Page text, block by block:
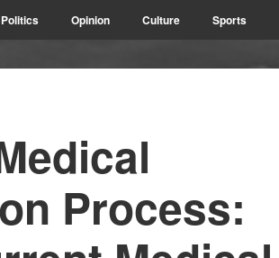
Politics Opinion Culture Sports
Process: